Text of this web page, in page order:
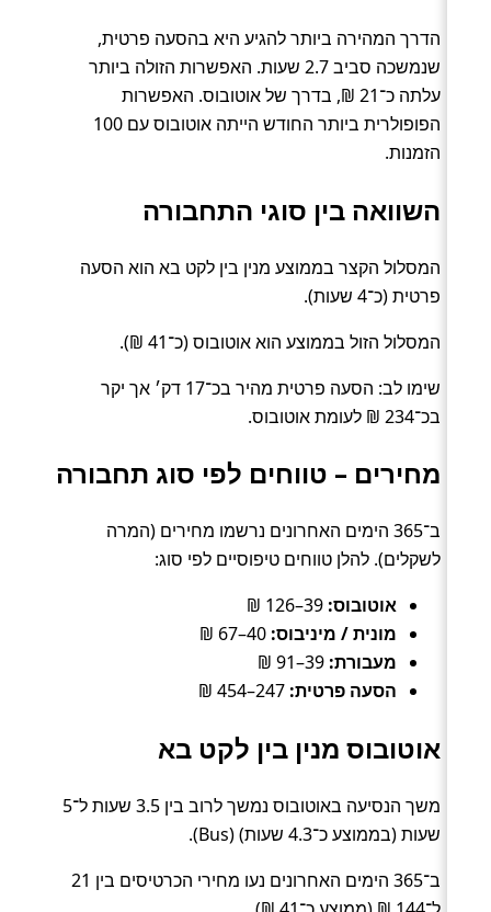
הדרך המהירה ביותר להגיע היא בהסעה פרטית,
שנמשכה סביב 2.7 שעות. האפשרות הזולה ביותר
עלתה כ־21 ₪, בדרך של אוטובוס. האפשרות
הפופולרית ביותר החודש הייתה אוטובוס עם 100
הזמנות.
השוואה בין סוגי התחבורה
המסלול הקצר בממוצע מנין בין לקט בא הוא הסעה
פרטית (כ־4 שעות).
המסלול הזול בממוצע הוא אוטובוס (כ־41 ₪).
שימו לב: הסעה פרטית מהיר בכ־17 דק׳ אך יקר
בכ־234 ₪ לעומת אוטובוס.
מחירים – טווחים לפי סוג תחבורה
ב־365 הימים האחרונים נרשמו מחירים (המרה
לשקלים). להלן טווחים טיפוסיים לפי סוג:
אוטובוס:
מונית / מיניבוס:
מעבורת:
הסעה פרטית:
אוטובוס מנין בין לקט בא
משך הנסיעה באוטובוס נמשך לרוב בין 3.5 שעות ל־5
שעות (בממוצע כ־4.3 שעות) (Bus).
ב־365 הימים האחרונים נעו מחירי הכרטיסים בין 21